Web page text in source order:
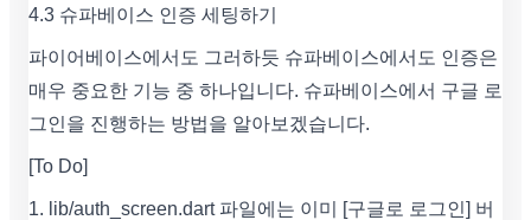
4.3 슈파베이스 인증 세팅하기
파이어베이스에서도 그러하듯 슈파베이스에서도 인증은
매우 중요한 기능 중 하나입니다. 슈파베이스에서 구글 로
그인을 진행하는 방법을 알아보겠습니다.
[To Do]
1. lib/auth_screen.dart 파일에는 이미 [구글로 로그인] 버